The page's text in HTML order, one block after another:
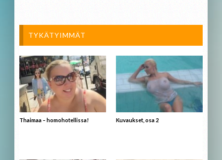
TYKÄTYIMMÄT
Thaimaa – homohotellissa! Kuvaukset, osa 2